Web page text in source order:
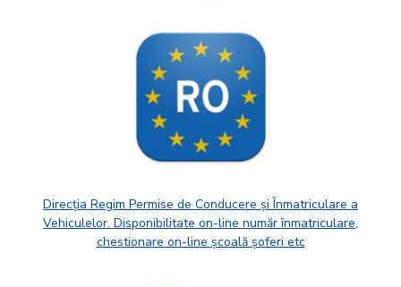
Direcția Regim Permise de Conducere și Înmatriculare a
Vehiculelor. Disponibilitate on-line număr înmatriculare,
chestionare on-line școală șoferi etc